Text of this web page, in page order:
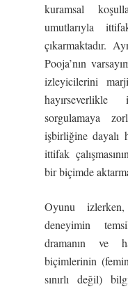
kuramsal
umutlarıyla
çıkarmaktadır.
Pooja’nın
izleyicilerini
sorgulamaya
işbirliğine dayalı
ittifak
bir biçimde
Oyunu
deneyimin
dramanın ve
biçimlerinin
sınırlı değil)